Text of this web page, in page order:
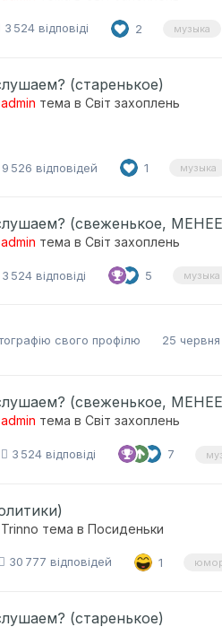
3 524 відповіді 2 музыка
(старенькое)
admin тема в Світ захоплень
9 526 відповідей 1 музыка
(свеженькое,
admin тема в Світ захоплень
3 524 відповіді 5 музыка
свого профілю 25 червня
(свеженькое,
admin тема в Світ захоплень
3 524 відповіді 7
Trinno тема в Посиденьки
30 777 відповідей 1
(старенькое)